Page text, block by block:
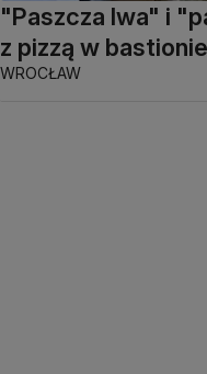
"Paszcza lwa" i
z pizzą w
WROCŁAW